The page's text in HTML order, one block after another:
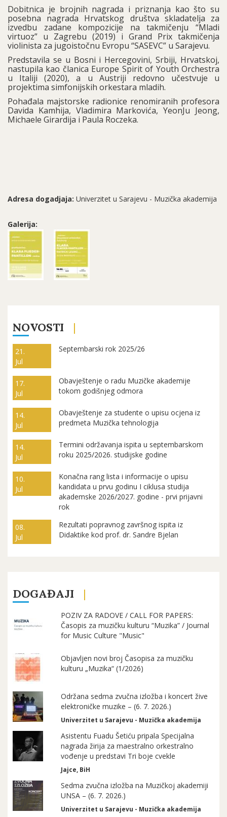
Dobitnica je brojnih nagrada i priznanja kao što su
posebna nagrada Hrvatskog društva skladatelja za
izvedbu zadane kompozicije na takmičenju “Mladi
virtuoz” u Zagrebu (2019) i Grand Prix takmičenja
violinista za jugoistočnu Evropu “SASEVC” u Sarajevu.
Predstavila se u Bosni i Hercegovini, Srbiji, Hrvatskoj,
nastupila kao članica Europe Spirit of Youth Orchestra
u Italiji (2020), a u Austriji redovno učestvuje u
projektima simfonijskih orkestara mladih.
Pohađala majstorske radionice renomiranih profesora
Davida Kamhija, Vladimira Markovića, YeonJu Jeong,
Michaele Girardija i Paula Roczeka.
Adresa dogadjaja: Univerzitet u Sarajevu - Muzička akademija
Galerija:
NOVOSTI
21.
Jul
Septembarski rok 2025/26
17.
Jul
Obavještenje o radu Muzičke akademije
tokom godišnjeg odmora
14.
Jul
Obavještenje za studente o upisu ocjena iz
predmeta Muzička tehnologija
14.
Jul
Termini održavanja ispita u septembarskom
roku 2025/2026. studijske godine
10.
Jul
Konačna rang lista i informacije o upisu
kandidata u prvu godinu I ciklusa studija
akademske 2026/2027. godine - prvi prijavni
rok
08.
Jul
Rezultati popravnog završnog ispita iz
Didaktike kod prof. dr. Sandre Bjelan
DOGAĐAJI
POZIV ZA RADOVE / CALL FOR PAPERS:
Časopis za muzičku kulturu “Muzika” / Journal
for Music Culture "Music"
Objavljen novi broj Časopisa za muzičku
kulturu „Muzika“ (1/2026)
Održana sedma zvučna izložba i koncert žive
elektroničke muzike – (6. 7. 2026.)
Univerzitet u Sarajevu - Muzička akademija
Asistentu Fuadu Šetiću pripala Specijalna
nagrada žirija za maestralno orkestralno
vođenje u predstavi Tri boje cvekle
Jajce, BiH
Sedma zvučna izložba na Muzičkoj akademiji
UNSA – (6. 7. 2026.)
Univerzitet u Sarajevu - Muzička akademija